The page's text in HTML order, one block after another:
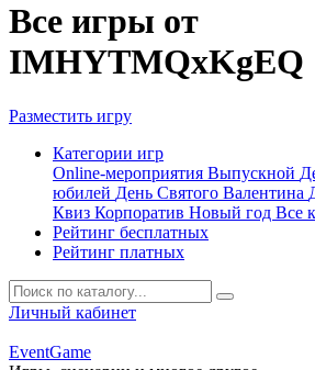
Все игры от
IMHYTMQxKgEQ
Разместить игру
Категории игр
Online-мероприятия Выпускной
юбилей День Святого Валентина
Квиз Корпоратив Новый год Все
Рейтинг бесплатных
Рейтинг платных
Личный кабинет
EventGame